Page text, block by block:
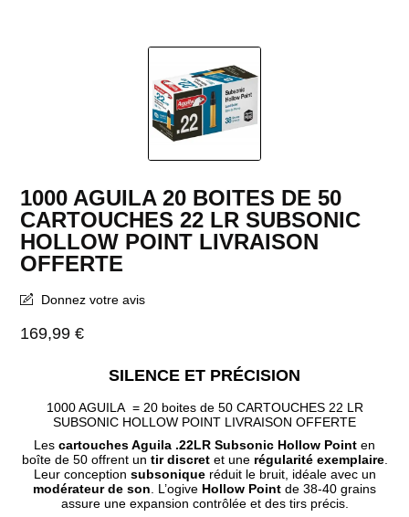
1000 AGUILA 20 BOITES DE 50
CARTOUCHES 22 LR SUBSONIC
HOLLOW POINT LIVRAISON
OFFERTE
Donnez votre avis
169,99 €
SILENCE ET PRÉCISION
1000 AGUILA = 20 boites de 50 CARTOUCHES 22 LR
SUBSONIC HOLLOW POINT LIVRAISON OFFERTE
Les cartouches Aguila .22LR Subsonic Hollow Point en
boîte de 50 offrent un tir discretet une régularité exemplaire.
Leur conception subsoniqueréduit le bruit, idéale avec un
modérateur de son . L’ogive Hollow Point de 38-40 grains
assure une expansion contrôlée et des tirs précis.